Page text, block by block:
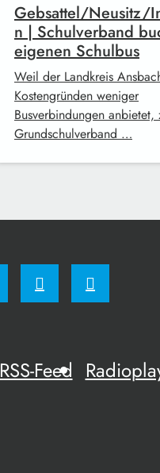
Gebsattel/Neusitz/
n | Schulverband
eigenen Schulbus
Weil der Landkreis
Kostengründen weniger
Busverbindungen anbietet,
Grundschulverband …
RSS-Feed